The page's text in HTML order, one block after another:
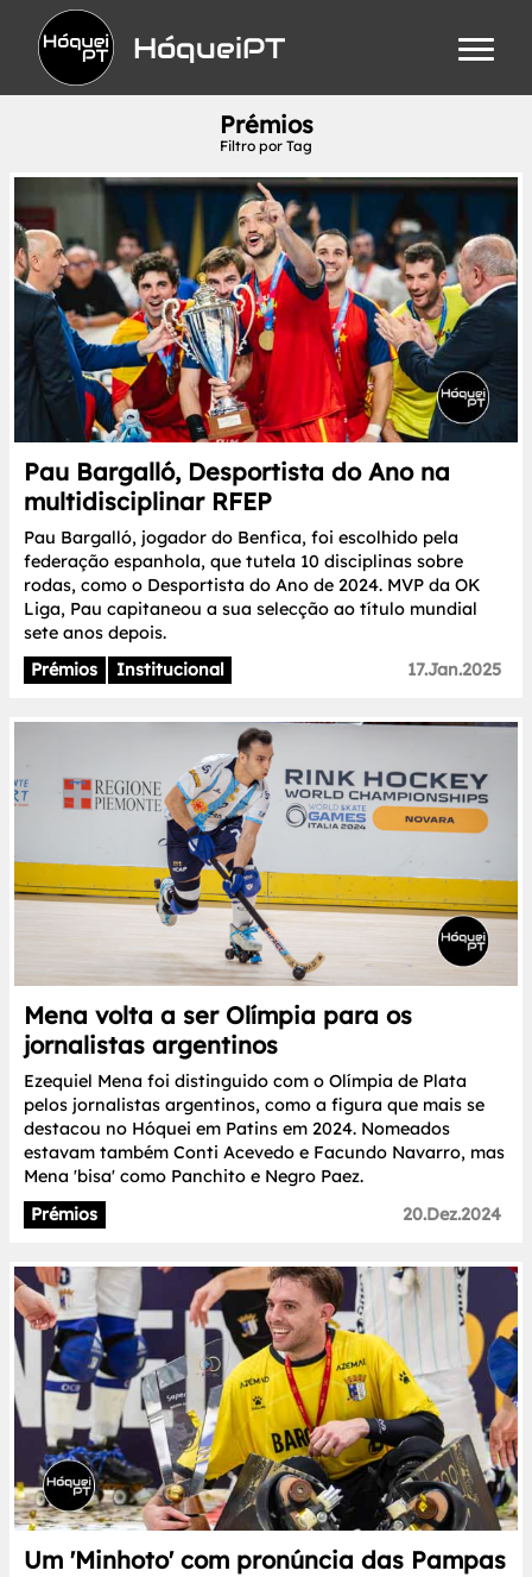
HóqueiPT
Prémios
Filtro por Tag
Pau Bargalló, Desportista do Ano na
multidisciplinar RFEP
Pau Bargalló, jogador do Benfica, foi escolhido pela
federação espanhola, que tutela 10 disciplinas sobre
rodas, como o Desportista do Ano de 2024. MVP da OK
Liga, Pau capitaneou a sua selecção ao título mundial
sete anos depois.
Prémios
Institucional 17.Jan.2025
Mena volta a ser Olímpia para os
jornalistas argentinos
Ezequiel Mena foi distinguido com o Olímpia de Plata
pelos jornalistas argentinos, como a figura que mais se
destacou no Hóquei em Patins em 2024. Nomeados
estavam também Conti Acevedo e Facundo Navarro, mas
Mena 'bisa' como Panchito e Negro Paez.
Prémios
20.Dez.2024
Um 'Minhoto' com pronúncia das Pampas